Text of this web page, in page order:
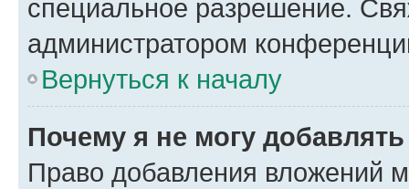
специальное разрешение.
администратором
Вернуться к началу
Почему я не могу
Право добавления вложений